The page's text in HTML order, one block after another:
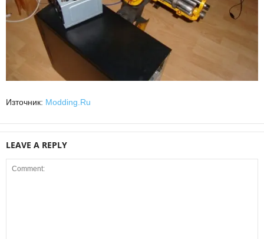
Източник: Modding.Ru
LEAVE A REPLY